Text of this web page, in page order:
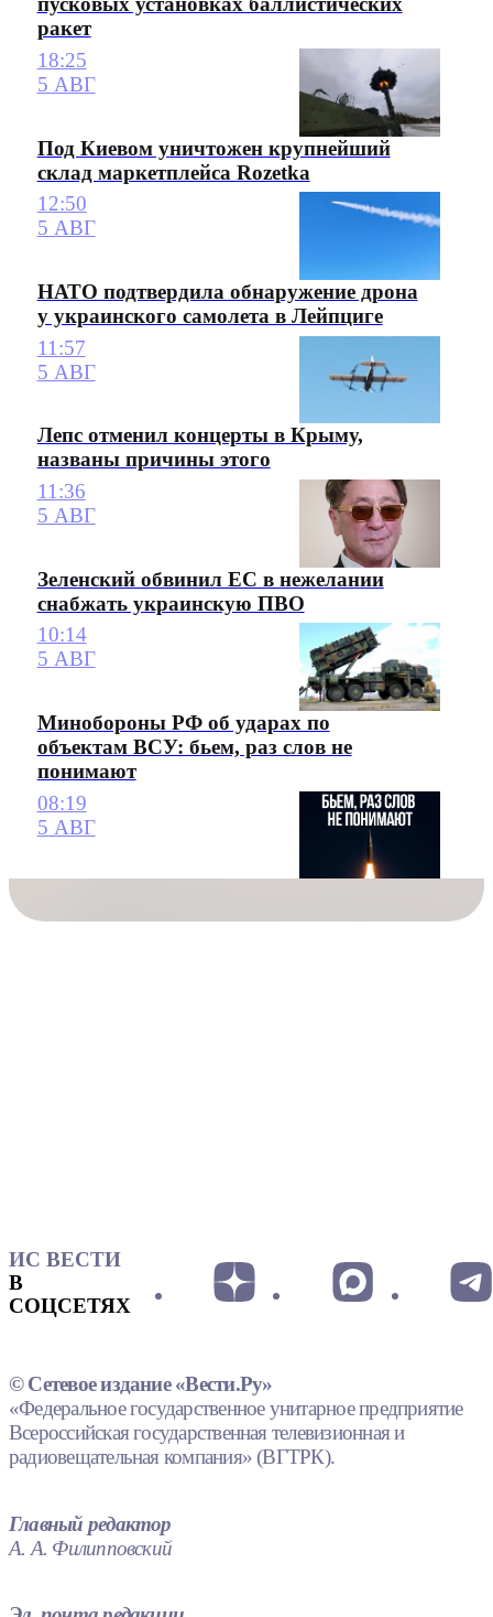
ракет
18:25
5 АВГ
Под Киевом уничтожен крупнейший
склад маркетплейса Rozetka
12:50
5 АВГ
НАТО подтвердила обнаружение дрона
у украинского самолета в Лейпциге
11:57
5 АВГ
Лепс отменил концерты в Крыму,
названы причины этого
11:36
5 АВГ
Зеленский обвинил ЕС в нежелании
снабжать украинскую ПВО
10:14
5 АВГ
Минобороны РФ об ударах по
объектам ВСУ: бьем, раз слов не
понимают
08:19
5 АВГ
ИС ВЕСТИ
В
СОЦСЕТЯХ
© Сетевое издание «Вести.Ру»
«Федеральное государственное унитарное предприятие
Всероссийская государственная телевизионная и
радиовещательная компания» (ВГТРК).
Главный редактор
А. А. Филипповский